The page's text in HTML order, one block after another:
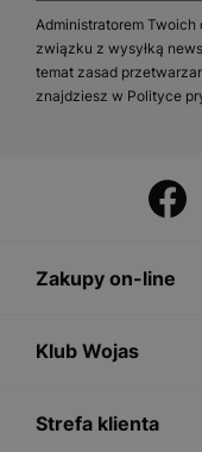
Administratorem
związku z wysyłką
temat zasad
znajdziesz w Polityce
Zakupy on-line
Klub Wojas
Strefa klienta